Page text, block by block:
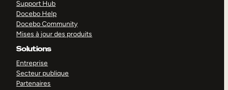
Support Hub
Docebo Help
Docebo Community
Mises à jour des produits
Solutions
Entreprise
Secteur publique
Partenaires